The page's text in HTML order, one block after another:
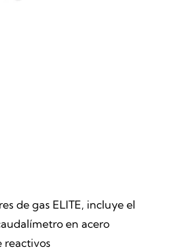
de gas ELITE, incluye el
en acero
reactivos